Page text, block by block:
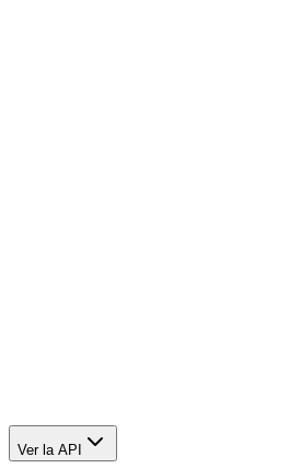
Ver la API